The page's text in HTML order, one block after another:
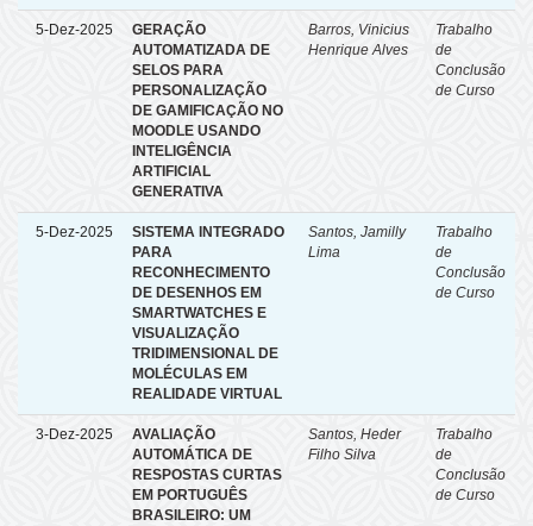
5-Dez-2025
GERAÇÃO
AUTOMATIZADA DE
SELOS PARA
PERSONALIZAÇÃO
DE GAMIFICAÇÃO NO
MOODLE USANDO
INTELIGÊNCIA
ARTIFICIAL
GENERATIVA
Barros, Vinicius
Henrique Alves
Trabalho
de
Conclusão
de Curso
5-Dez-2025
SISTEMA INTEGRADO
PARA
RECONHECIMENTO
DE DESENHOS EM
SMARTWATCHES E
VISUALIZAÇÃO
TRIDIMENSIONAL DE
MOLÉCULAS EM
REALIDADE VIRTUAL
Santos, Jamilly
Lima
Trabalho
de
Conclusão
de Curso
3-Dez-2025
AVALIAÇÃO
AUTOMÁTICA DE
RESPOSTAS CURTAS
EM PORTUGUÊS
BRASILEIRO: UM
Santos, Heder
Filho Silva
Trabalho
de
Conclusão
de Curso